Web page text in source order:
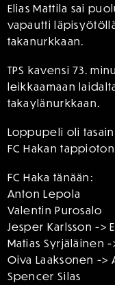
Elias Mattila sai
vapautti
takanurkkaan.
TPS kavensi 73.
leikkaamaan
takaylänurkkaan.
Loppupeli oli
FC Hakan
FC Haka tänään:
Anton Lepola
Valentin Purosalo
Jesper Karlsson ->
Matias Syrjäläinen
Oiva Laaksonen ->
Spencer Silas